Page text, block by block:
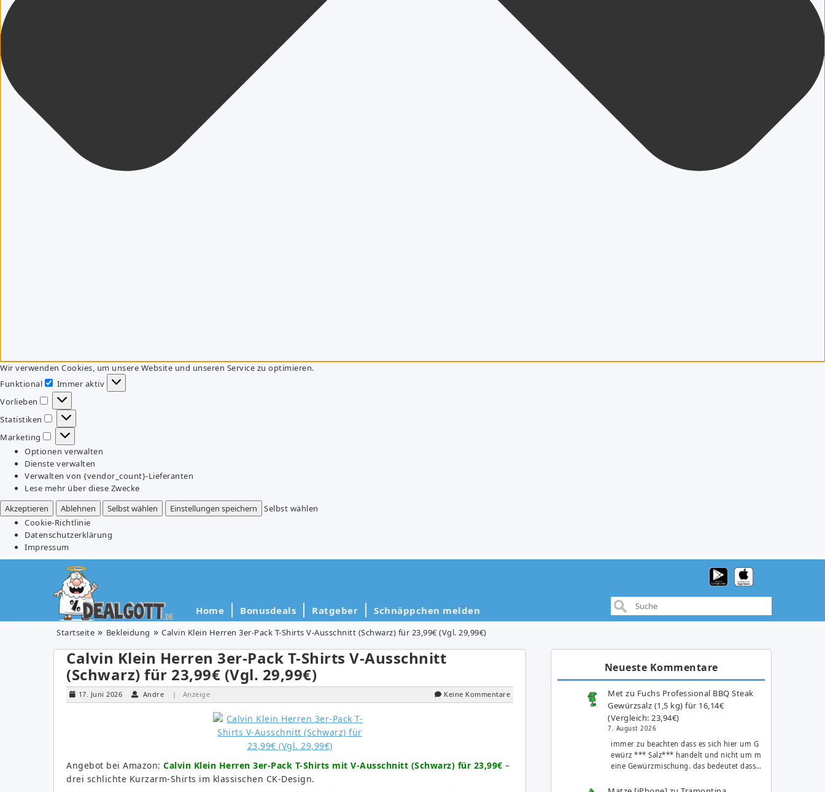
Wir verwenden Cookies, um unsere Website und unseren Service zu optimieren.
Funktional
Funktional
Immer aktiv
Vorlieben
Vorlieben
Statistiken
Statistiken
Marketing
Marketing
Optionen verwalten
Dienste verwalten
Verwalten von {vendor_count}-Lieferanten
Lese mehr über diese Zwecke
Akzeptieren
Ablehnen Selbst wählen Einstellungen speichern
Selbst wählen
Cookie-Richtlinie
Datenschutzerklärung
Impressum
Home Bonusdeals Ratgeber Schnäppchen melden
Startseite Bekleidung Calvin Klein Herren 3er-Pack T-Shirts V-Ausschnitt (Schwarz) für 23,99€ (Vgl. 29,99€)
Calvin Klein Herren 3er-Pack T-Shirts V-Ausschnitt
(Schwarz) für 23,99€ (Vgl. 29,99€)
17. Juni 2026 Andre | Anzeige Keine Kommentare
Angebot bei Amazon: Calvin Klein Herren 3er-Pack T-Shirts mit V-Ausschnitt (Schwarz) für 23,99€ –
drei schlichte Kurzarm-Shirts im klassischen CK-Design.
Neueste Kommentare
Met zu Fuchs Professional BBQ Steak
Gewürzsalz (1,5 kg) für 16,14€
(Vergleich: 23,94€)
7. August 2026
immer zu beachten dass es sich hier um G
ewürz *** Salz*** handelt und nicht um m
eine Gewürzmischung. das bedeutet dass…